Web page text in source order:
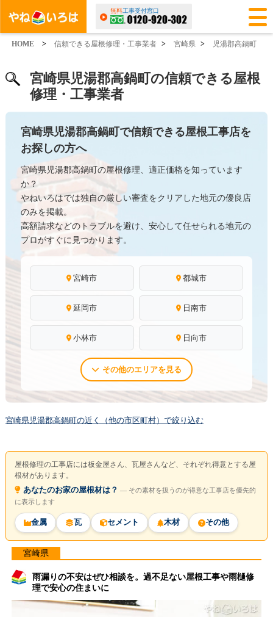
無料工事受付窓口
HOME > 信頼できる屋根修理・工事業者 > 宮崎県 > 児湯郡高鍋町
宮崎県児湯郡高鍋町の信頼できる屋根
修理・工事業者
宮崎県児湯郡高鍋町で信頼できる屋根工事店を
お探しの方へ
宮崎県児湯郡高鍋町の屋根修理、適正価格を知っています
か？
やねいろはでは独自の厳しい審査をクリアした地元の優良店
のみを掲載。
高額請求などのトラブルを避け、安心して任せられる地元の
プロがすぐに見つかります。
宮崎市 都城市
延岡市 日南市
小林市 日向市
その他のエリアを見る
宮崎県児湯郡高鍋町の近く（他の市区町村）で絞り込む
屋根修理の工事店には板金屋さん、瓦屋さんなど、それぞれ得意とする屋
根材があります。
あなたのお家の屋根材は？ ― その素材を扱うのが得意な工事店を優先的
に表示します
金属 瓦 セメント 木材 その他
宮崎県
雨漏りの不安はぜひ相談を。過不足ない屋根工事や雨樋修
理で安心の住まいに